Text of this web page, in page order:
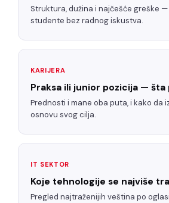
Struktura, dužina i najčešće greške
studente bez radnog iskustva.
KARIJERA
Praksa ili junior pozicija — šta
Prednosti i mane oba puta, i kako da
osnovu svog cilja.
IT SEKTOR
Koje tehnologije se najviše
Pregled najtraženijih veština po